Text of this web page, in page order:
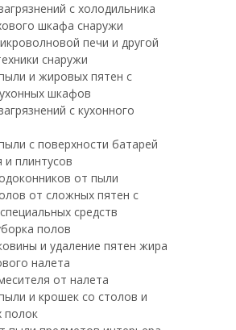
с холодильника
шкафа снаружи
печи и другой
снаружи
и жировых пятен с
шкафов
с кухонного
с поверхности батарей
и плинтусов
от пыли
от сложных пятен с
средств
полов
и удаление пятен жира
налета
от налета
и крошек со столов и
полок